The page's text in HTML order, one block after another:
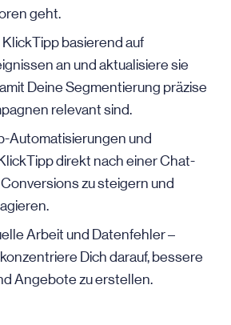
geht.
KlickTipp basierend auf
an und aktualisiere sie
Deine Segmentierung präzise
relevant sind.
Automatisierungen und
direkt nach einer Chat-
zu steigern und
Arbeit und Datenfehler –
Dich darauf, bessere
Angebote zu erstellen.